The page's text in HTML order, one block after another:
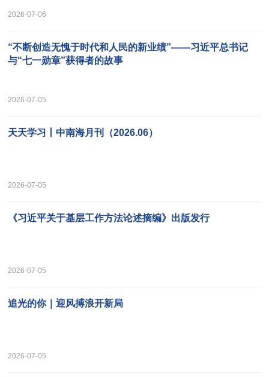
2026-07-06
“不断创造无愧于时代和人民的新业绩”——习近平总书记
与“七一勋章”获得者的故事
2026-07-05
天天学习丨中南海月刊（2026.06）
2026-07-05
《习近平关于基层工作方法论述摘编》出版发行
2026-07-05
追光的你｜迎风搏浪开新局
2026-07-05